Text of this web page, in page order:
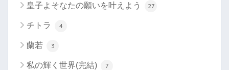
皇子よそなたの願いを叶えよう 27
チトラ 4
蘭若 3
私の輝く世界(完結) 7